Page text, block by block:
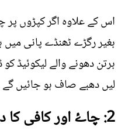
اس کے علاوہ اگر کپڑوں
بغیر رگڑے ٹھنڈے پانی
برتن دھونے والے لیکوئیڈ
لیں دھبے صاف ہو جائيں گے
2: چاۓ اور کافی کا داغ دور کرنے کےلیۓ